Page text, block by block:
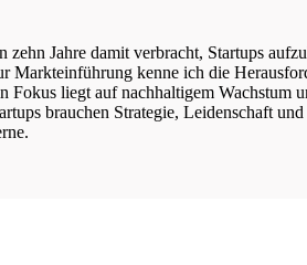
Jahre damit verbracht, Startups
Markteinführung kenne ich die
Fokus liegt auf nachhaltigem Wachstum
brauchen Strategie, Leidenschaft